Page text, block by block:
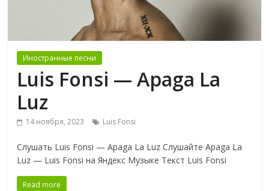
Иностранные песни
Luis Fonsi — Apaga La
Luz
14 ноября, 2023 Luis Fonsi
Слушать Luis Fonsi — Apaga La Luz Слушайте Apaga La
Luz — Luis Fonsi на Яндекс Музыке Текст Luis Fonsi
Read more